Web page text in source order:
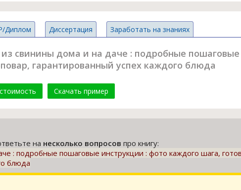
Диплом Диссертация Заработать на знаниях
свинины дома и на даче : подробные
гарантированный успех каждого блюда
Скачать пример
на несколько вопросов про книгу:
: подробные пошаговые инструкции : фото каждого шага,
блюда